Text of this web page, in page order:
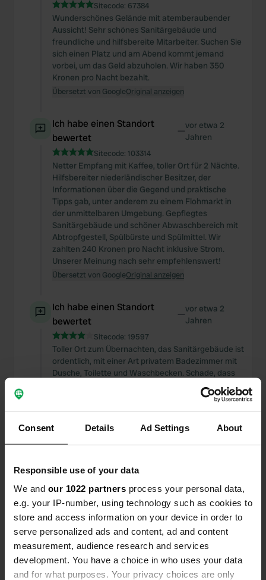
Consent Details Ad Settings About
Responsible use of your data
We and our 1022 partners process your personal data,
e.g. your IP-number, using technology such as cookies to
store and access information on your device in order to
serve personalized ads and content, ad and content
measurement, audience research and services
development. You have a choice in who uses your data
and for what purposes. Your privacy choices are only
Sitecode: 67384
Wunderschönes Gelände mit atemberaubender
Aussicht! Sehr schönes Sanitärgebäude und
freundliche und hilfsbereite Mitarbeiter. Suchen Sie
sich einen Platz und am Abend kommt jemand
vorbei, um das Geld abzuholen. Wir haben 350
Kronen pro Nacht bezahlt.
Übersetzt von GoogleOriginal anzeigen
Ich habe einen Standort
bewertet
—vor etwa 2
Jahren
Sitecode: 103314
Netter Empfang mit Kaffee, toller Ort für 2 Nächte.
Hilfsbereiter niederländischer Besitzer, der
Informationen über die Gegend und praktische
Tipps gab, unter anderem zu einem Flohmarkt in
der unmittelbaren Umgebung. Gepflegtes
Sanitärgebäude und schöner Abwaschbereich mit
Abtropfgestell, Spülbürste und Spülmittel. Wir
zahlten 240 Kronen pro Nacht inklusive Strom.
Unserer Meinung nach sehr empfehlenswert!
Übersetzt von GoogleOriginal anzeigen
Ich habe einen Standort
bewertet
—vor etwa 2
Jahren
Sitecode: 19597
Toller Ort zum Übernachten, das Sanitärgebäude ist
ordentlich, mit einer Art privatem Badezimmer mit
Dusche, Toilette und Waschbecken. Schade, dass
der feine Kies bei feuchtem Wetter überall im
Einem Ort wurde ein Foto